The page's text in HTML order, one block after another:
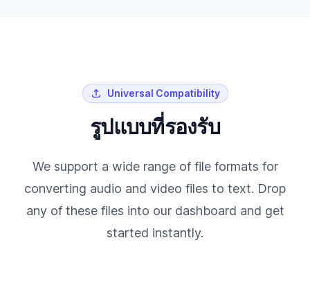
Universal Compatibility
รูปแบบที่รองรับ
We support a wide range of file formats for
converting audio and video files to text. Drop
any of these files into our dashboard and get
started instantly.